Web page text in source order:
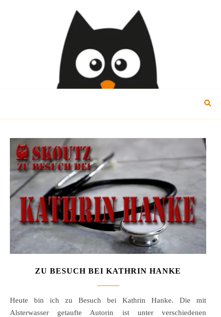
ZU BESUCH BEI KATHRIN HANKE
Heute bin ich zu Besuch bei Kathrin Hanke. Die mit
Alsterwasser getaufte Autorin ist unter verschiedenen